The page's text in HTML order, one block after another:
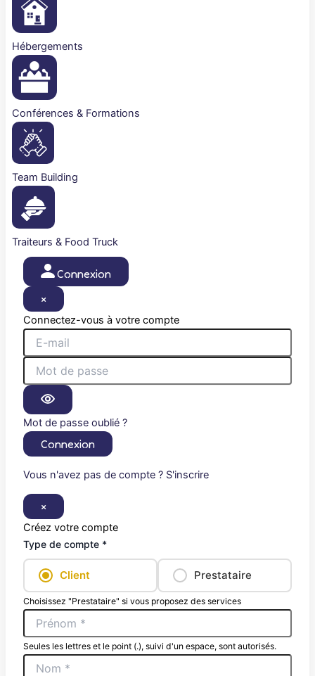
Hébergements
Conférences & Formations
Team Building
Traiteurs & Food Truck
Connexion
×
Connectez-vous à votre compte
Mot de passe oublié ?
Connexion
Vous n'avez pas de compte ? S'inscrire
×
Créez votre compte
Type de compte *
Client Prestataire
Choisissez "Prestataire" si vous proposez des services
Seules les lettres et le point (.), suivi d'un espace, sont autorisés.